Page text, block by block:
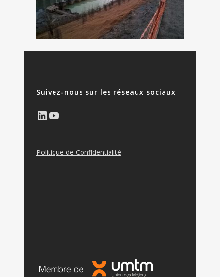
Suivez-nous sur les réseaux sociaux
LinkedIn
YouTube
Politique de Confidentialité